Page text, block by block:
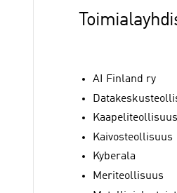
AI Finland ry
Kaivosteollisuus
Kyberala
Meriteollisuus